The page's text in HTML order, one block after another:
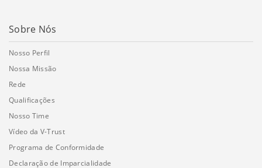
Sobre Nós
Nosso Perfil
Nossa Missão
Rede
Qualificações
Nosso Time
Vídeo da V-Trust
Programa de Conformidade
Declaração de Imparcialidade